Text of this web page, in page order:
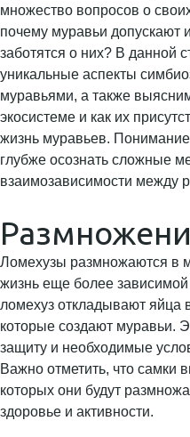
множество вопросов о
почему муравьи допускают
заботятся о них? В данной
уникальные аспекты
муравьями, а также
экосистеме и как их
жизнь муравьев.
глубже осознать сложные
взаимозависимости между
Ломехузы размножаются в
жизнь еще более
ломехуз откладывают яйца
которые создают муравьи.
защиту и необходимые
Важно отметить, что самки
которых они будут
здоровье и активности.